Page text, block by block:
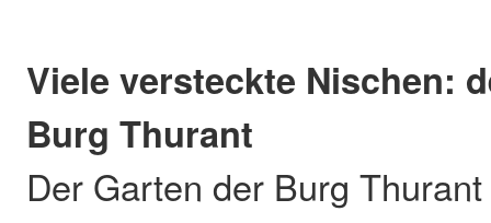
Viele versteckte Nischen:
Burg Thurant
Der Garten der Burg